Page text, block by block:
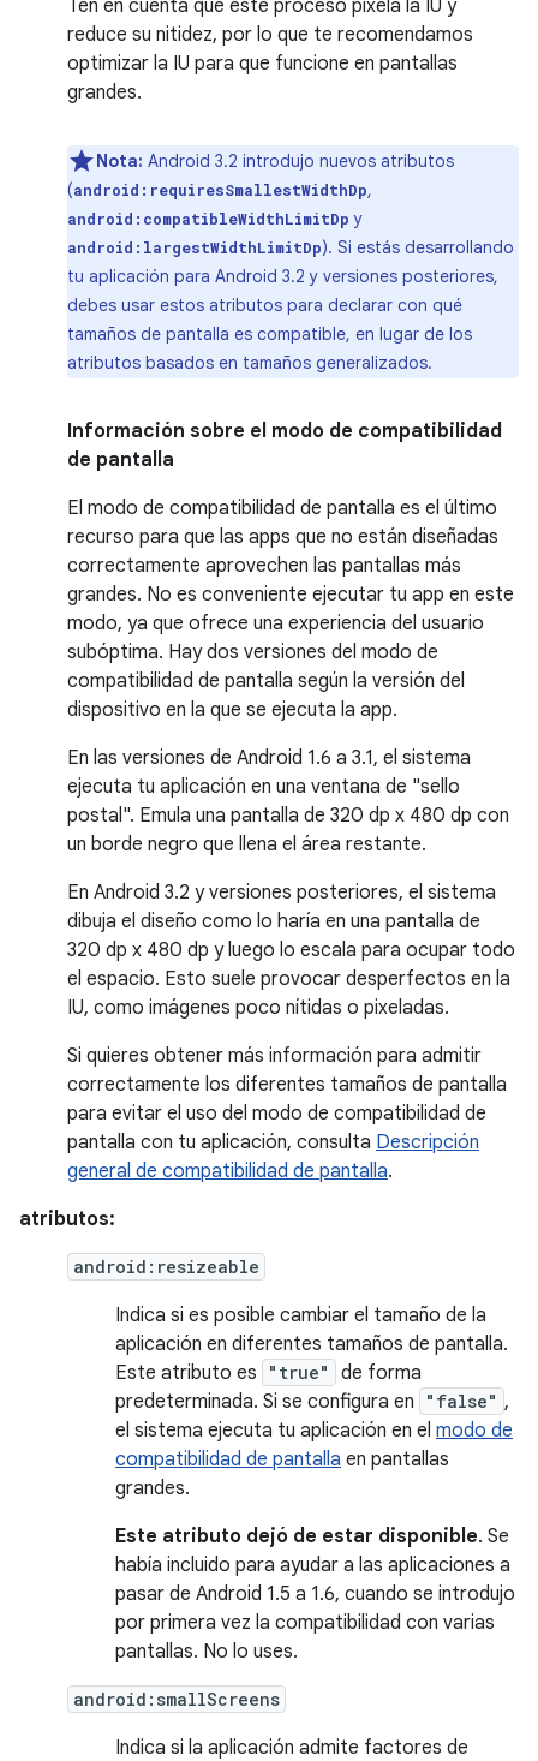
Ten en cuenta que este proceso pixela la IU y
reduce su nitidez, por lo que te recomendamos
optimizar la IU para que funcione en pantallas
grandes.
Nota: Android 3.2 introdujo nuevos atributos
(android:requiresSmallestWidthDp,
android:compatibleWidthLimitDp y
android:largestWidthLimitDp). Si estás desarrollando
tu aplicación para Android 3.2 y versiones posteriores,
debes usar estos atributos para declarar con qué
tamaños de pantalla es compatible, en lugar de los
atributos basados en tamaños generalizados.
Información sobre el modo de compatibilidad
de pantalla
El modo de compatibilidad de pantalla es el último
recurso para que las apps que no están diseñadas
correctamente aprovechen las pantallas más
grandes. No es conveniente ejecutar tu app en este
modo, ya que ofrece una experiencia del usuario
subóptima. Hay dos versiones del modo de
compatibilidad de pantalla según la versión del
dispositivo en la que se ejecuta la app.
En las versiones de Android 1.6 a 3.1, el sistema
ejecuta tu aplicación en una ventana de "sello
postal". Emula una pantalla de 320 dp x 480 dp con
un borde negro que llena el área restante.
En Android 3.2 y versiones posteriores, el sistema
dibuja el diseño como lo haría en una pantalla de
320 dp x 480 dp y luego lo escala para ocupar todo
el espacio. Esto suele provocar desperfectos en la
IU, como imágenes poco nítidas o pixeladas.
Si quieres obtener más información para admitir
correctamente los diferentes tamaños de pantalla
para evitar el uso del modo de compatibilidad de
pantalla con tu aplicación, consulta Descripción
general de compatibilidad de pantalla.
atributos:
android:resizeable
Indica si es posible cambiar el tamaño de la
aplicación en diferentes tamaños de pantalla.
Este atributo es
"true"
de forma
predeterminada. Si se configura en
"false" ,
el sistema ejecuta tu aplicación en el modo de
compatibilidad de pantalla en pantallas
grandes.
Este atributo dejó de estar disponible. Se
había incluido para ayudar a las aplicaciones a
pasar de Android 1.5 a 1.6, cuando se introdujo
por primera vez la compatibilidad con varias
pantallas. No lo uses.
android:smallScreens
Indica si la aplicación admite factores de